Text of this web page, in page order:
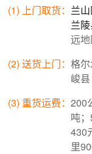
(1) 上门取货： 兰
兰
远
(2) 送货上门： 格
峻
(3) 重货运费： 200
吨
430
里